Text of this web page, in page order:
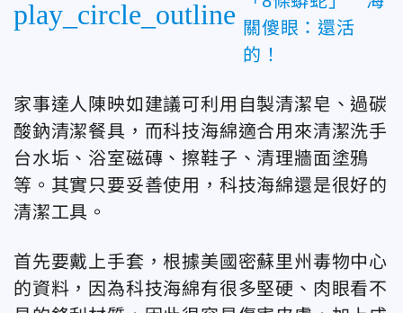
play_circle_outline 關傻眼：還活
的！
家事達人陳映如建議可利用自製清潔皂、過碳
酸鈉清潔餐具，而科技海綿適合用來清潔洗手
台水垢、浴室磁磚、擦鞋子、清理牆面塗鴉
等。其實只要妥善使用，科技海綿還是很好的
清潔工具。
首先要戴上手套，根據美國密蘇里州毒物中心
的資料，因為科技海綿有很多堅硬、肉眼看不